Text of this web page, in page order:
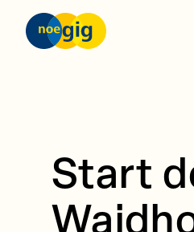
Skip to content
nöGIG – unser Netz.
Start